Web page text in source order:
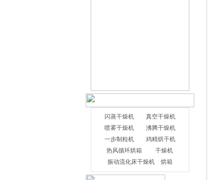
闪蒸干燥机
真空干燥机
喷雾干燥机
沸腾干燥机
一步制粒机
鸡精烘干机
热风循环烘箱
干燥机
振动流化床干燥机
烘箱
在化学、矿物等行业中，相关领域的
工厂会选择使用不同种类的机器进行日常
的加工。同时当工厂进行粉状、块状等材